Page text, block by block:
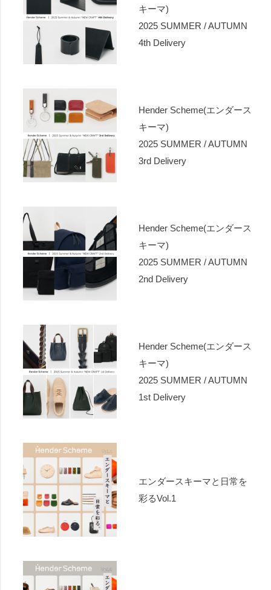
キーマ)
2025 SUMMER / AUTUMN
4th Delivery
Hender Scheme(エンダース
キーマ)
2025 SUMMER / AUTUMN
3rd Delivery
Hender Scheme(エンダース
キーマ)
2025 SUMMER / AUTUMN
2nd Delivery
Hender Scheme(エンダース
キーマ)
2025 SUMMER / AUTUMN
1st Delivery
エンダースキーマと日常を
彩るVol.1